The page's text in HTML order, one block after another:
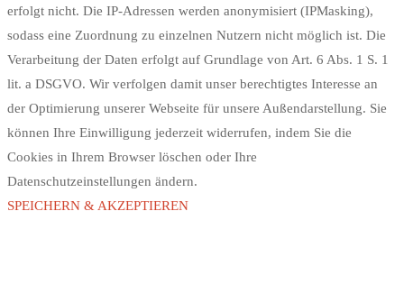
erfolgt nicht. Die IP-Adressen werden anonymisiert (IPMasking),
sodass eine Zuordnung zu einzelnen Nutzern nicht möglich ist. Die
Verarbeitung der Daten erfolgt auf Grundlage von Art. 6 Abs. 1 S. 1
lit. a DSGVO. Wir verfolgen damit unser berechtigtes Interesse an
der Optimierung unserer Webseite für unsere Außendarstellung. Sie
können Ihre Einwilligung jederzeit widerrufen, indem Sie die
Cookies in Ihrem Browser löschen oder Ihre
Datenschutzeinstellungen ändern.
SPEICHERN & AKZEPTIEREN